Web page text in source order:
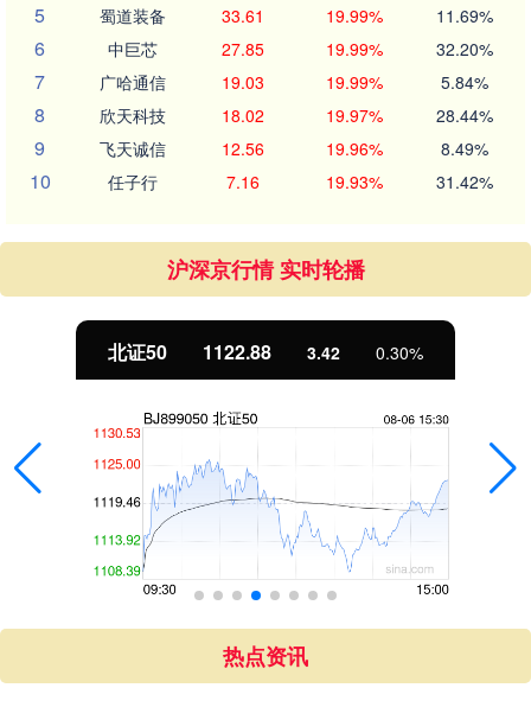
5 蜀道装备 33.61 19.99% 11.69%
6 中巨芯 27.85 19.99% 32.20%
7 广哈通信 19.03 19.99% 5.84%
8 欣天科技 18.02 19.97% 28.44%
9 飞天诚信 12.56 19.96% 8.49%
10 任子行 7.16 19.93% 31.42%
沪深京行情 实时轮播
北证50 1122.88 3.42 0.30%
热点资讯